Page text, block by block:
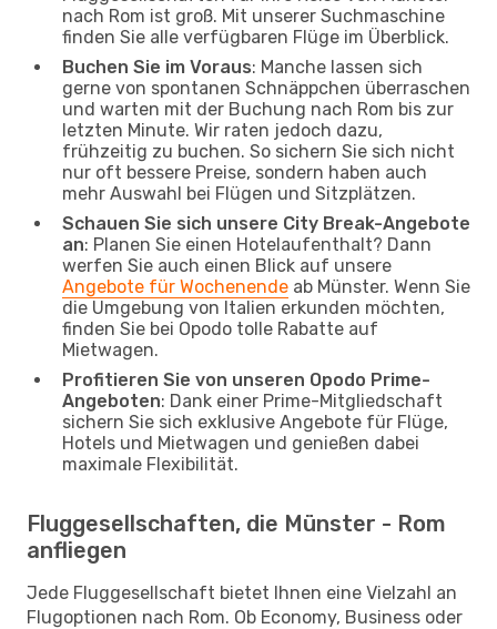
nach Rom ist groß. Mit unserer Suchmaschine
finden Sie alle verfügbaren Flüge im Überblick.
Buchen Sie im Voraus: Manche lassen sich
gerne von spontanen Schnäppchen überraschen
und warten mit der Buchung nach Rom bis zur
letzten Minute. Wir raten jedoch dazu,
frühzeitig zu buchen. So sichern Sie sich nicht
nur oft bessere Preise, sondern haben auch
mehr Auswahl bei Flügen und Sitzplätzen.
Schauen Sie sich unsere City Break-Angebote
an: Planen Sie einen Hotelaufenthalt? Dann
werfen Sie auch einen Blick auf unsere
Angebote für Wochenende ab Münster. Wenn Sie
die Umgebung von Italien erkunden möchten,
finden Sie bei Opodo tolle Rabatte auf
Mietwagen.
Profitieren Sie von unseren Opodo Prime-
Angeboten: Dank einer Prime-Mitgliedschaft
sichern Sie sich exklusive Angebote für Flüge,
Hotels und Mietwagen und genießen dabei
maximale Flexibilität.
Fluggesellschaften, die Münster - Rom
anfliegen
Jede Fluggesellschaft bietet Ihnen eine Vielzahl an
Flugoptionen nach Rom. Ob Economy, Business oder